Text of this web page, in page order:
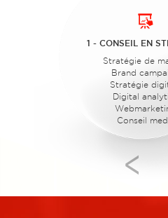
1 - CONSEIL EN
Stratégie de
Brand
Stratégie
Digital
Conseil
>